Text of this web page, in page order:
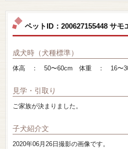
ペットID：200627155448 サモ
成犬時（犬種標準）
体高 ： 50〜60cm 体重 ： 16〜
見学・引取り
ご家族が決まりました。
子犬紹介文
2020年06月26日撮影の画像です。